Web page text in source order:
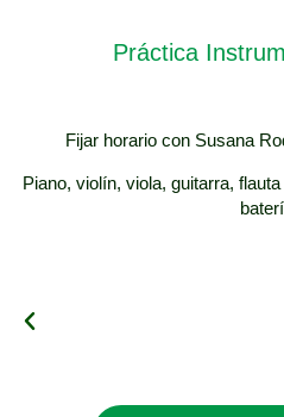
Práctica
Fijar horario con Susana
Piano, violín, viola, guitarra,